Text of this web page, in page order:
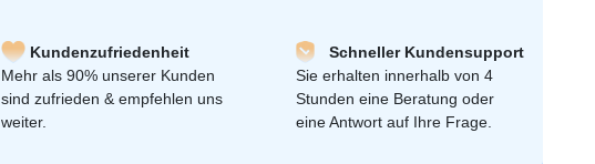
Kundenzufriedenheit
Mehr als 90% unserer Kunden
sind zufrieden & empfehlen uns
weiter.
Schneller Kundensupport
Sie erhalten innerhalb von 4
Stunden eine Beratung oder
eine Antwort auf Ihre Frage.